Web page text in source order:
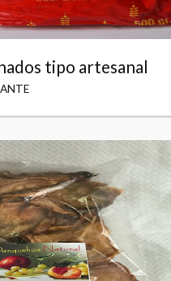
tipo artesanal